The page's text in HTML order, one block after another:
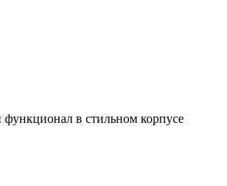
в стильном корпусе